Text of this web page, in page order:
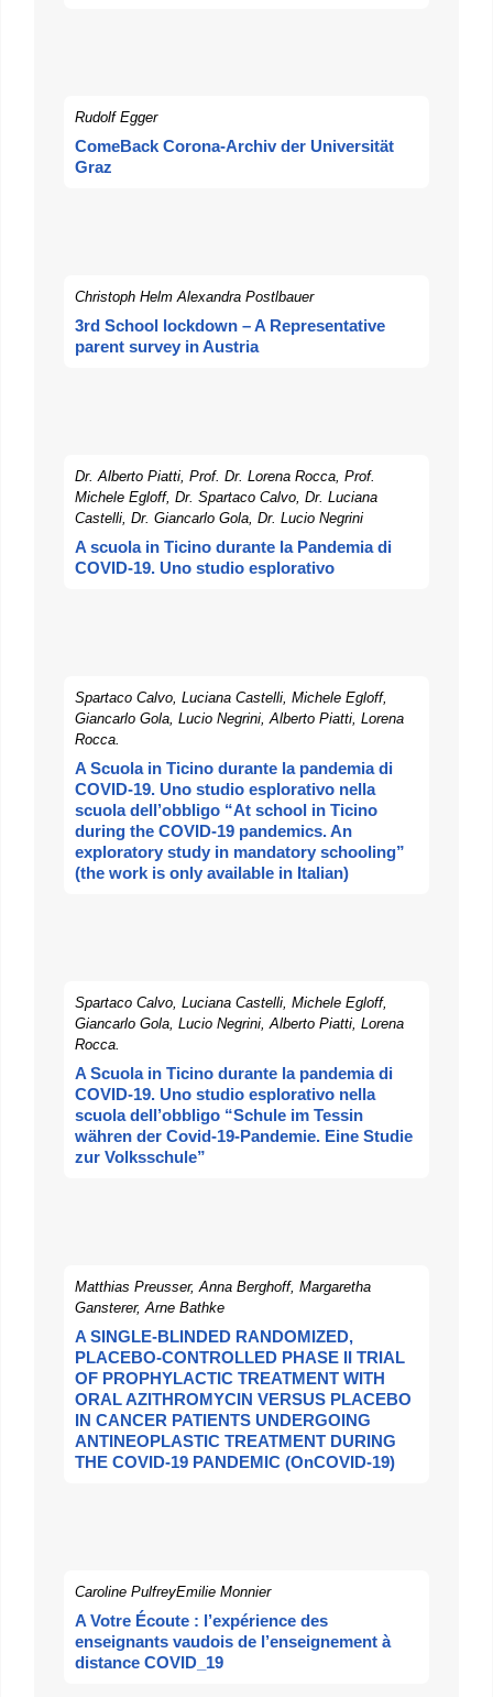
Rudolf Egger
ComeBack Corona-Archiv der Universität
Graz
Christoph Helm Alexandra Postlbauer
3rd School lockdown – A Representative
parent survey in Austria
Dr. Alberto Piatti, Prof. Dr. Lorena Rocca, Prof.
Michele Egloff, Dr. Spartaco Calvo, Dr. Luciana
Castelli, Dr. Giancarlo Gola, Dr. Lucio Negrini
A scuola in Ticino durante la Pandemia di
COVID-19. Uno studio esplorativo
Spartaco Calvo, Luciana Castelli, Michele Egloff,
Giancarlo Gola, Lucio Negrini, Alberto Piatti, Lorena
Rocca.
A Scuola in Ticino durante la pandemia di
COVID-19. Uno studio esplorativo nella
scuola dell’obbligo “At school in Ticino
during the COVID-19 pandemics. An
exploratory study in mandatory schooling”
(the work is only available in Italian)
Spartaco Calvo, Luciana Castelli, Michele Egloff,
Giancarlo Gola, Lucio Negrini, Alberto Piatti, Lorena
Rocca.
A Scuola in Ticino durante la pandemia di
COVID-19. Uno studio esplorativo nella
scuola dell’obbligo “Schule im Tessin
währen der Covid-19-Pandemie. Eine Studie
zur Volksschule”
Matthias Preusser, Anna Berghoff, Margaretha
Gansterer, Arne Bathke
A SINGLE-BLINDED RANDOMIZED,
PLACEBO-CONTROLLED PHASE II TRIAL
OF PROPHYLACTIC TREATMENT WITH
ORAL AZITHROMYCIN VERSUS PLACEBO
IN CANCER PATIENTS UNDERGOING
ANTINEOPLASTIC TREATMENT DURING
THE COVID-19 PANDEMIC (OnCOVID-19)
Caroline PulfreyEmilie Monnier
A Votre Écoute : l’expérience des
enseignants vaudois de l’enseignement à
distance COVID_19